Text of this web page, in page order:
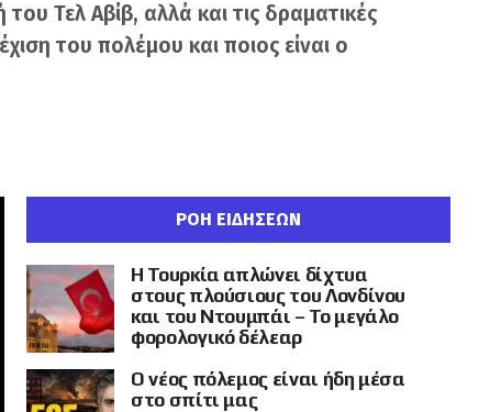
Τελ Αβίβ, αλλά και τις δραματικές
του πολέμου και ποιος είναι ο
ΡΟΗ ΕΙΔΗΣΕΩΝ
Η Τουρκία απλώνει δίχτυα
στους πλούσιους του Λονδίνου
και του Ντουμπάι – Το μεγάλο
φορολογικό δέλεαρ
Ο νέος πόλεμος είναι ήδη μέσα
στο σπίτι μας